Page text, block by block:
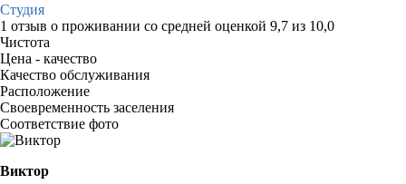
Студия
1 отзыв о проживании со средней оценкой 9,7 из 10,0
Чистота
Цена - качество
Качество обслуживания
Расположение
Своевременность заселения
Соответствие фото
Виктор